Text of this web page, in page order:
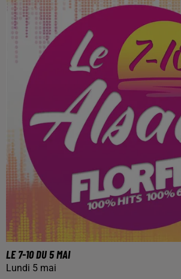
LE 7-10 DU 5 MAI
Lundi 5 mai